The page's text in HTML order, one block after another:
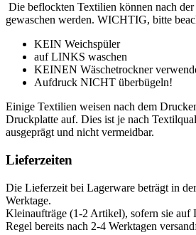
Die beflockten Textilien können nach
gewaschen werden. WICHTIG, bitte
KEIN Weichspüler
auf LINKS waschen
KEINEN Wäschetrockner
Aufdruck NICHT überbügeln!
Einige Textilien weisen nach dem
Druckplatte auf. Dies ist je nach
ausgeprägt und nicht vermeidbar.
Lieferzeiten
Die Lieferzeit bei Lagerware beträgt in
Werktage.
Kleinaufträge (1-2 Artikel), sofern sie auf
Regel bereits nach 2-4 Werktagen